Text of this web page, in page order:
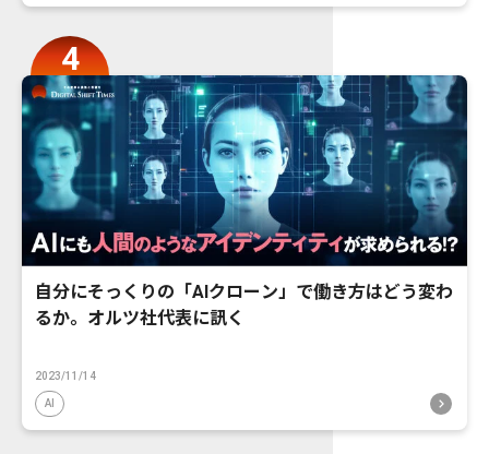
自分にそっくりの「AIクローン」で働き方はどう変わ
るか。オルツ社代表に訊く
2023/11/14
AI